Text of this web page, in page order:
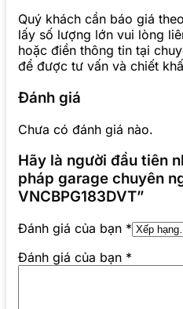
Quý khách cần báo giá
lấy số lượng lớn vui lòng
hoặc điền thông tin tại
để được tư vấn và chiết
Đánh giá
Chưa có đánh giá nào.
Hãy là người đầu tiên
pháp garage chuyên
VNCBPG183DVT”
Đánh giá của bạn *
Đánh giá của bạn *